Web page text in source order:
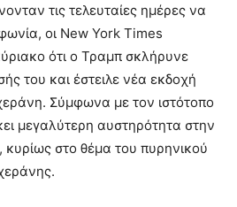
τις τελευταίες ημέρες να
οι New York Times
ότι ο Τραμπ σκλήρυνε
του και έστειλε νέα εκδοχή
Σύμφωνα με τον ιστότοπο
μεγαλύτερη αυστηρότητα στην
κυρίως στο θέμα του πυρηνικού